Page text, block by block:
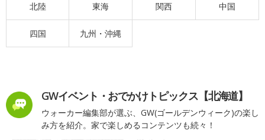
北陸 東海 関西 中国
四国 九州・沖縄
GWイベント・おでかけトピックス【北海道】
ウォーカー編集部が選ぶ、GW(ゴールデンウィーク)の楽し
み方を紹介。家で楽しめるコンテンツも続々！